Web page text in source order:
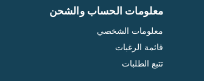
معلومات الحساب والشحن
معلومات الشخصي
قائمة الرغبات
تتبع الطلبات